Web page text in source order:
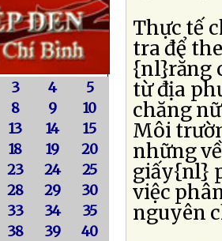
3 4
5
8 9
10
13 14
15
18 19
20
23 24
25
28 29
30
33 34
35
38 39
40
Thực tế
tra để
{nl}rằng
từ địa
chăng
Môi
những
giấy{nl}
việc
nguyên